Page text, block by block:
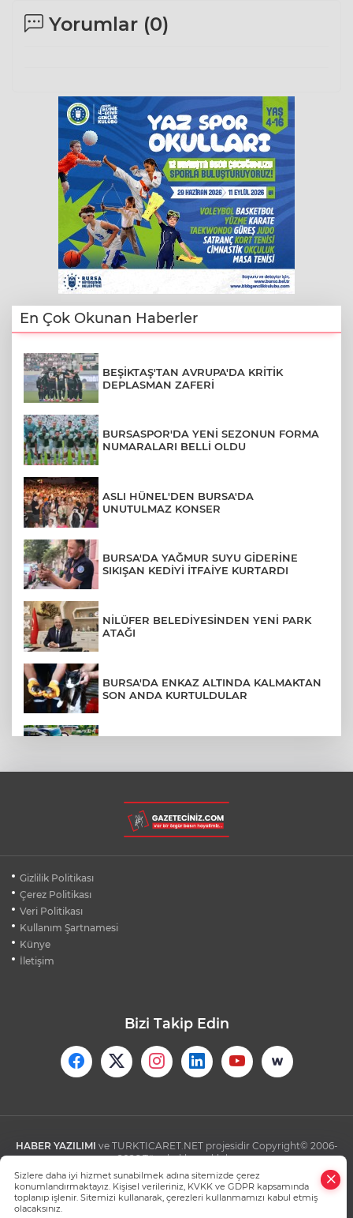
Yorumlar (0)
En Çok Okunan Haberler
BEŞİKTAŞ'TAN AVRUPA'DA KRİTİK
DEPLASMAN ZAFERİ
BURSASPOR'DA YENİ SEZONUN FORMA
NUMARALARI BELLİ OLDU
ASLI HÜNEL'DEN BURSA'DA
UNUTULMAZ KONSER
BURSA'DA YAĞMUR SUYU GİDERİNE
SIKIŞAN KEDİYİ İTFAİYE KURTARDI
NİLÜFER BELEDİYESİNDEN YENİ PARK
ATAĞI
BURSA'DA ENKAZ ALTINDA KALMAKTAN
SON ANDA KURTULDULAR
BURSA'DA DEPO YANGINI BİNAYA
SIÇRAMADAN SÖNDÜRÜLDÜ
SİLİVRİ'DE YANGIN: MAHSUR KALANLAR
Gizlilik Politikası
Çerez Politikası
Veri Politikası
Kullanım Şartnamesi
Künye
İletişim
Bizi Takip Edin
HABER YAZILIMI ve TURKTICARET.NET projesidir Copyright© 2006-
2026 Tüm hakları saklıdır.
Sizlere daha iyi hizmet sunabilmek adına sitemizde çerez
konumlandırmaktayız. Kişisel verileriniz, KVKK ve GDPR kapsamında
toplanıp işlenir. Sitemizi kullanarak, çerezleri kullanmamızı kabul etmiş
olacaksınız.